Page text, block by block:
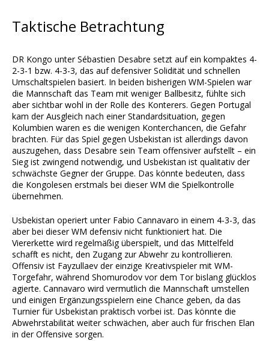
Taktische Betrachtung
DR Kongo unter Sébastien Desabre setzt auf ein kompaktes 4-
2-3-1 bzw. 4-3-3, das auf defensiver Solidität und schnellen
Umschaltspielen basiert. In beiden bisherigen WM-Spielen war
die Mannschaft das Team mit weniger Ballbesitz, fühlte sich
aber sichtbar wohl in der Rolle des Konterers. Gegen Portugal
kam der Ausgleich nach einer Standardsituation, gegen
Kolumbien waren es die wenigen Konterchancen, die Gefahr
brachten. Für das Spiel gegen Usbekistan ist allerdings davon
auszugehen, dass Desabre sein Team offensiver aufstellt – ein
Sieg ist zwingend notwendig, und Usbekistan ist qualitativ der
schwächste Gegner der Gruppe. Das könnte bedeuten, dass
die Kongolesen erstmals bei dieser WM die Spielkontrolle
übernehmen.
Usbekistan operiert unter Fabio Cannavaro in einem 4-3-3, das
aber bei dieser WM defensiv nicht funktioniert hat. Die
Viererkette wird regelmäßig überspielt, und das Mittelfeld
schafft es nicht, den Zugang zur Abwehr zu kontrollieren.
Offensiv ist Fayzullaev der einzige Kreativspieler mit WM-
Torgefahr, während Shomurodov vor dem Tor bislang glücklos
agierte. Cannavaro wird vermutlich die Mannschaft umstellen
und einigen Ergänzungsspielern eine Chance geben, da das
Turnier für Usbekistan praktisch vorbei ist. Das könnte die
Abwehrstabilität weiter schwächen, aber auch für frischen Elan
in der Offensive sorgen.